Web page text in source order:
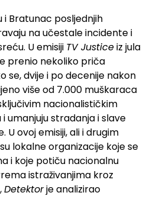
i Bratunac posljednjih
na učestale incidente i
U emisiji TV Justiceiz jula
prenio nekoliko priča
se, dvije i po decenije nakon
više od 7.000 muškaraca
nacionalističkim
umanjuju stradanja i slave
ovoj emisiji, ali i drugim
lokalne organizacije koje se
i koje potiču nacionalnu
istraživanjima kroz
Detektorje analizirao